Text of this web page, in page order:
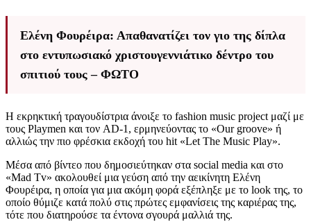
Ελένη Φουρέιρα: Απαθανατίζει τον γιο της δίπλα
στο εντυπωσιακό χριστουγεννιάτικο δέντρο του
σπιτιού τους – ΦΩΤΟ
Η εκρηκτική τραγουδίστρια άνοιξε το fashion music project μαζί με
τους Playmen και τον AD-1, ερμηνεύοντας το «Our groove» ή
αλλιώς την πιο φρέσκια εκδοχή του hit «Let The Music Play».
Μέσα από βίντεο που δημοσιεύτηκαν στα social media και στο
«Mad Tv» ακολουθεί μια γεύση από την αεικίνητη Ελένη
Φουρέιρα, η οποία για μια ακόμη φορά εξέπληξε με το look της, το
οποίο θύμιζε κατά πολύ στις πρώτες εμφανίσεις της καριέρας της,
τότε που διατηρούσε τα έντονα σγουρά μαλλιά της.